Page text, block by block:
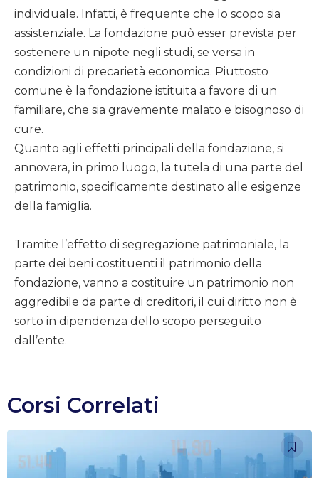
individuale. Infatti, è frequente che lo scopo sia
assistenziale. La fondazione può esser prevista per
sostenere un nipote negli studi, se versa in
condizioni di precarietà economica. Piuttosto
comune è la fondazione istituita a favore di un
familiare, che sia gravemente malato e bisognoso di
cure.
Quanto agli effetti principali della fondazione, si
annovera, in primo luogo, la tutela di una parte del
patrimonio, specificamente destinato alle esigenze
della famiglia.
Tramite l’effetto di segregazione patrimoniale, la
parte dei beni costituenti il patrimonio della
fondazione, vanno a costituire un patrimonio non
aggredibile da parte di creditori, il cui diritto non è
sorto in dipendenza dello scopo perseguito
dall’ente.
Corsi Correlati